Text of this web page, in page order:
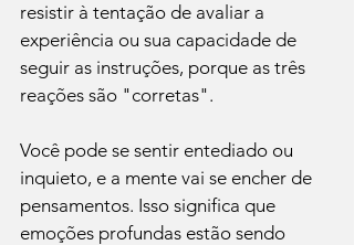
resistir à tentação de avaliar a
experiência ou sua capacidade de
seguir as instruções, porque as três
reações são "corretas".
Você pode se sentir entediado ou
inquieto, e a mente vai se encher de
pensamentos. Isso significa que
emoções profundas estão sendo